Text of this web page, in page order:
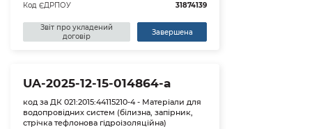
Код ЄДРПОУ 31874139
Звіт про укладений
договір
Завершена
UA-2025-12-15-014864-a
код за ДК 021:2015:44115210-4 - Матеріали для
водопровідних систем (білизна, запірник,
стрічка тефлонова гідроізоляційна)